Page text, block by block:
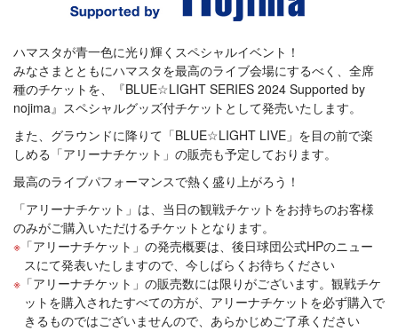
ハマスタが青一色に光り輝くスペシャルイベント！
みなさまとともにハマスタを最高のライブ会場にするべく、全席
種のチケットを、『BLUE☆LIGHT SERIES 2024 Supported by
nojima』スペシャルグッズ付チケットとして発売いたします。
また、グラウンドに降りて「BLUE☆LIGHT LIVE」を目の前で楽
しめる「アリーナチケット」の販売も予定しております。
最高のライブパフォーマンスで熱く盛り上がろう！
「アリーナチケット」は、当日の観戦チケットをお持ちのお客様
のみがご購入いただけるチケットとなります。
「アリーナチケット」の発売概要は、後日球団公式HPのニュー
スにて発表いたしますので、今しばらくお待ちください
「アリーナチケット」の販売数には限りがございます。観戦チケ
ットを購入されたすべての方が、アリーナチケットを必ず購入で
きるものではございませんので、あらかじめご了承ください